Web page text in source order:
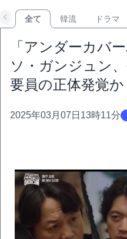
全て 韓流 ドラマ
「アンダーカバ
ソ・ガンジュン
要員の正体発覚か
2025年03月07日13時11分